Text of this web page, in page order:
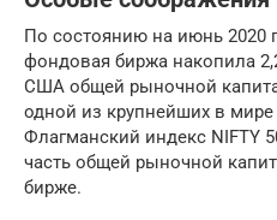
По состоянию на июнь 2020
фондовая биржа накопила
США общей рыночной
одной из крупнейших в
Флагманский индекс NIFTY
часть общей рыночной
бирже.